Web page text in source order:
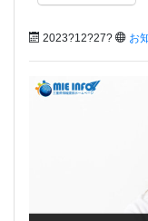
2023?12?27? お